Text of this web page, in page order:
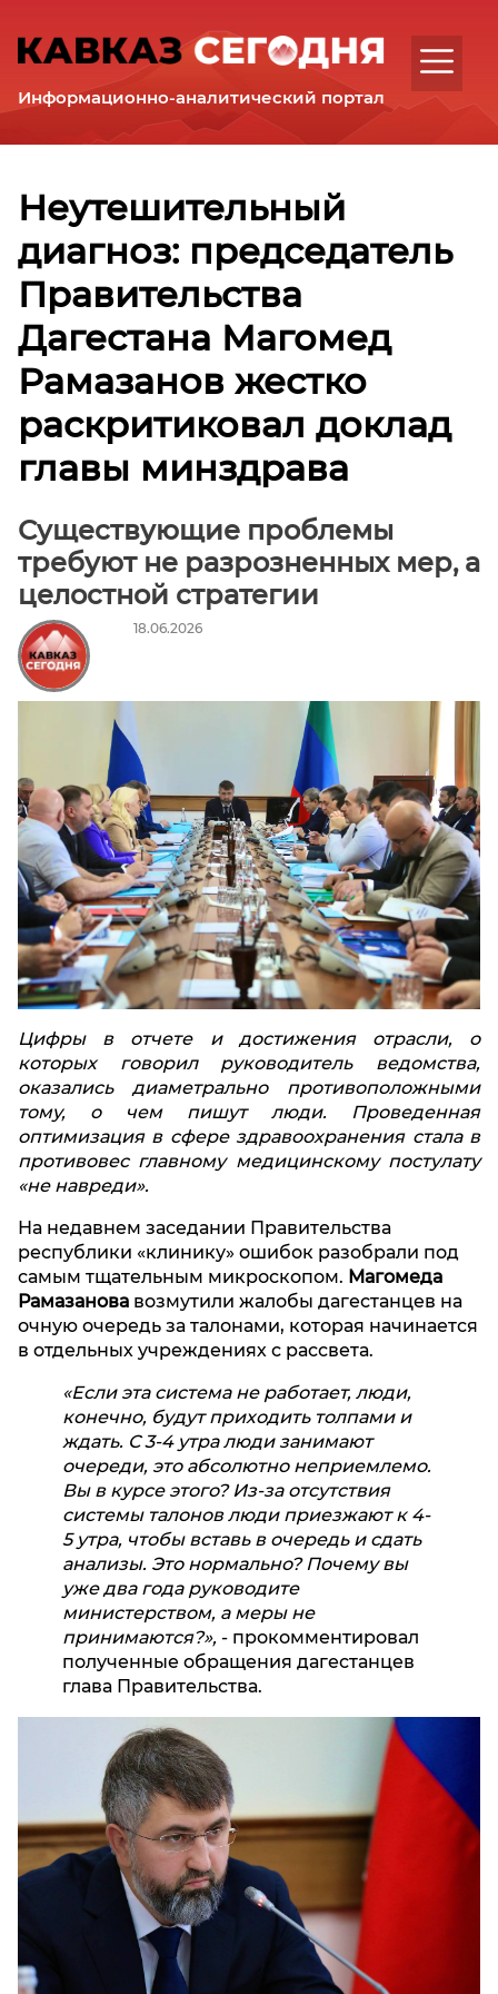
Информационно-аналитический портал
Интервью
Аналитика
Комментарии
Регионы
Республика
Республика
Ингушетия
Кабардино-
Балкарская
Республика
Карачаево-
Черкесская
Республика
Северная
Осетия
Чеченская
Республика
Ставропольский
край
Неутешительный
диагноз: председатель
Правительства
Дагестана Магомед
Рамазанов жестко
раскритиковал доклад
главы минздрава
Существующие проблемы
требуют не разрозненных мер, а
целостной стратегии
18.06.2026
Цифры в отчете и достижения отрасли, о
которых говорил руководитель ведомства,
оказались диаметрально противоположными
тому, о чем пишут люди. Проведенная
оптимизация в сфере здравоохранения стала в
противовес главному медицинскому постулату
«не навреди».
На недавнем заседании Правительства
республики «клинику» ошибок разобрали под
самым тщательным микроскопом. Магомеда
Рамазанова возмутили жалобы дагестанцев на
очную очередь за талонами, которая начинается
в отдельных учреждениях с рассвета.
«Если эта система не работает, люди,
конечно, будут приходить толпами и
ждать. С 3-4 утра люди занимают
очереди, это абсолютно неприемлемо.
Вы в курсе этого? Из-за отсутствия
системы талонов люди приезжают к 4-
5 утра, чтобы вставь в очередь и сдать
анализы. Это нормально? Почему вы
уже два года руководите
министерством, а меры не
принимаются?», - прокомментировал
полученные обращения дагестанцев
глава Правительства.